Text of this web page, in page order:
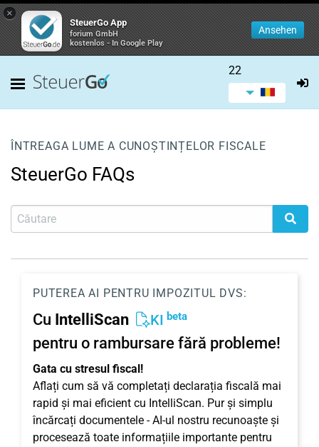
×
SteuerGo App
forium GmbH
kostenlos - In Google Play
Ansehen
22
ÎNTREAGA LUME A CUNOȘTINȚELOR FISCALE
SteuerGo FAQs
PUTEREA AI PENTRU IMPOZITUL DVS:
Cu IntelliScan KI beta
pentru o rambursare fără probleme!
Gata cu stresul fiscal!
Aflați cum să vă completați declarația fiscală mai
rapid și mai eficient cu IntelliScan. Pur și simplu
încărcați documentele - AI-ul nostru recunoaște și
procesează toate informațiile importante pentru